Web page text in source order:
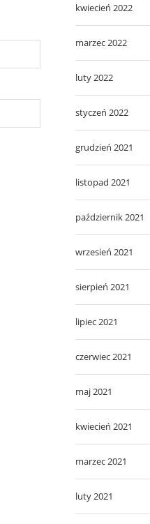
kwiecień 2022
marzec 2022
luty 2022
styczeń 2022
grudzień 2021
listopad 2021
październik 2021
wrzesień 2021
sierpień 2021
lipiec 2021
czerwiec 2021
maj 2021
kwiecień 2021
marzec 2021
luty 2021